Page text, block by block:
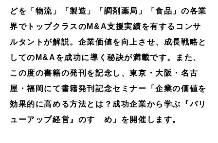
どを「物流」「製造」「調剤薬局」「食品」の各業
界でトップクラスのM&A支援実績を有するコンサ
ルタントが解説。企業価値を向上させ、成長戦略と
してのM&Aを成功に導く秘訣が満載です。また、
この度の書籍の発刊を記念し、東京・大阪・名古
屋・福岡にて書籍発刊記念セミナー「企業の価値を
効果的に高める方法とは？成功企業から学ぶ『バリ
ューアップ経営』のすゝめ」を開催します。